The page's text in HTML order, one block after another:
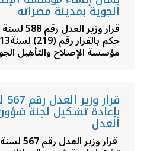
الجوية بمدينة مصراته
مؤسسة الإصلاح والتأهيل
بإعادة تشكيل لجنة
العدل